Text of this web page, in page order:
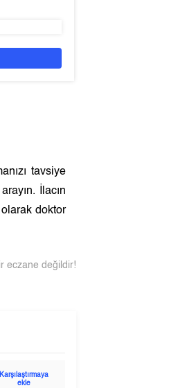
tavsiye
İlacın
doktor
eczane değildir!
Karşılaştırmaya
ekle